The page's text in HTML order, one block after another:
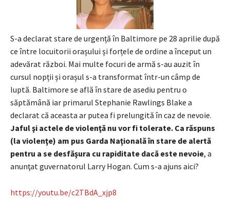
S-a declarat stare de urgență în Baltimore pe 28 aprilie după
ce între locuitorii orașului și forțele de ordine a început un
adevărat război. Mai multe focuri de armă s-au auzit în
cursul nopții și orașul s-a transformat într-un câmp de
luptă. Baltimore se află în stare de asediu pentru o
săptămână iar primarul Stephanie Rawlings Blake a
declarat că aceasta ar putea fi prelungită în caz de nevoie.
Jaful şi actele de violenţă nu vor fi tolerate. Ca răspuns
(la violenţe) am pus Garda Naţională în stare de alertă
pentru a se desfăşura cu rapiditate dacă este nevoie, a
anunţat guvernatorul Larry Hogan. Cum s-a ajuns aici?
https://youtu.be/c2TBdA_xjp8